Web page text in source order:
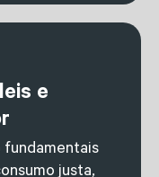
e
fundamentais
justa,